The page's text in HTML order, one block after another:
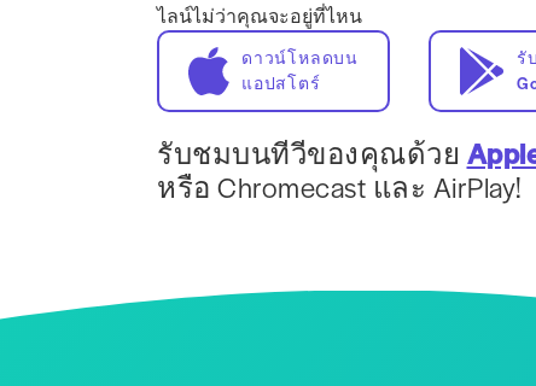
ไลน์ไม่ว่าคุณจะอยู่ที่ไหน
ดาวน์โหลดบน
แอปสโตร์
รั
รับชมบนทีวีของคุณด้วย
หรือ Chromecast และ AirPlay!